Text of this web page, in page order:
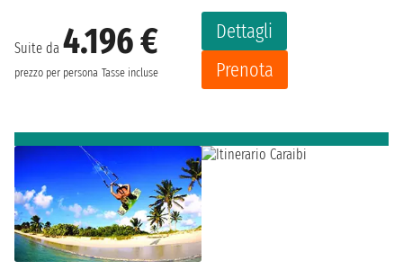
Suite da 4.196 €
prezzo per persona Tasse incluse
Dettagli
Prenota